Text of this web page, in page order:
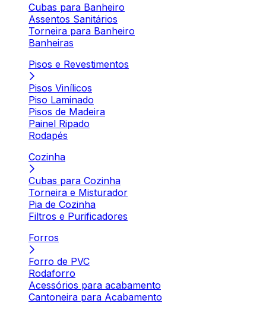
Cubas para Banheiro
Assentos Sanitários
Torneira para Banheiro
Banheiras
Pisos e Revestimentos
Pisos Vinílicos
Piso Laminado
Pisos de Madeira
Painel Ripado
Rodapés
Cozinha
Cubas para Cozinha
Torneira e Misturador
Pia de Cozinha
Filtros e Purificadores
Forros
Forro de PVC
Rodaforro
Acessórios para acabamento
Cantoneira para Acabamento